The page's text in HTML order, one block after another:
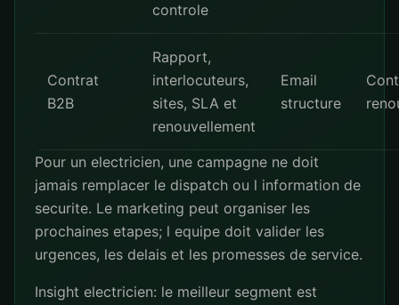
controle
Contrat
B2B
Rapport,
interlocuteurs,
sites, SLA et
renouvellement
Email
structure
Pour un electricien, une campagne ne doit
jamais remplacer le dispatch ou l information de
securite. Le marketing peut organiser les
prochaines etapes; l equipe doit valider les
urgences, les delais et les promesses de service.
Insight electricien: le meilleur segment est